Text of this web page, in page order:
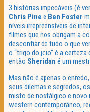
3 histórias impecáveis (é
Chris Pine e Ben Foster
níveis irrepreensíveis de
filmes que nos obrigam a
desconfiar de tudo o que
o “trigo do joio” é a certeza
então Sheridan é um
Mas não é apenas o
seus dilemas e segredos,
misto de nostálgico e novo
western contemporâneo,